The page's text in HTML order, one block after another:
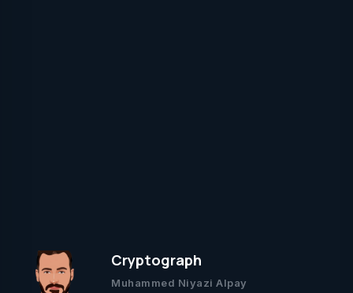
Cryptograph
Muhammed Niyazi Alpay